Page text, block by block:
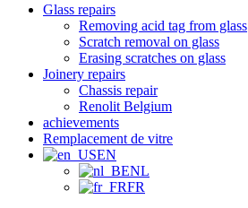
Glass repairs
Removing acid tag from glass
Scratch removal on glass
Erasing scratches on glass
Joinery repairs
Chassis repair
Renolit Belgium
achievements
Remplacement de vitre
EN
NL
FR